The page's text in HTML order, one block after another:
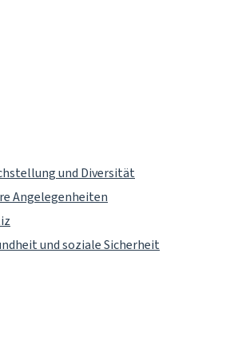
und Diversität
Angelegenheiten
und soziale Sicherheit